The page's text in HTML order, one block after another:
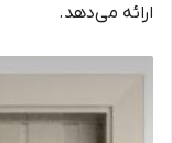
ارائه می‌دهد.